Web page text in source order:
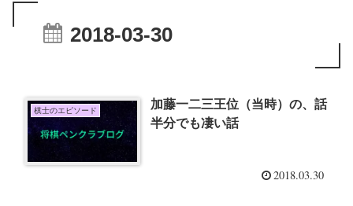
2018-03-30
棋士のエピソード
加藤一二三王位（当時）の、話
半分でも凄い話
2018.03.30